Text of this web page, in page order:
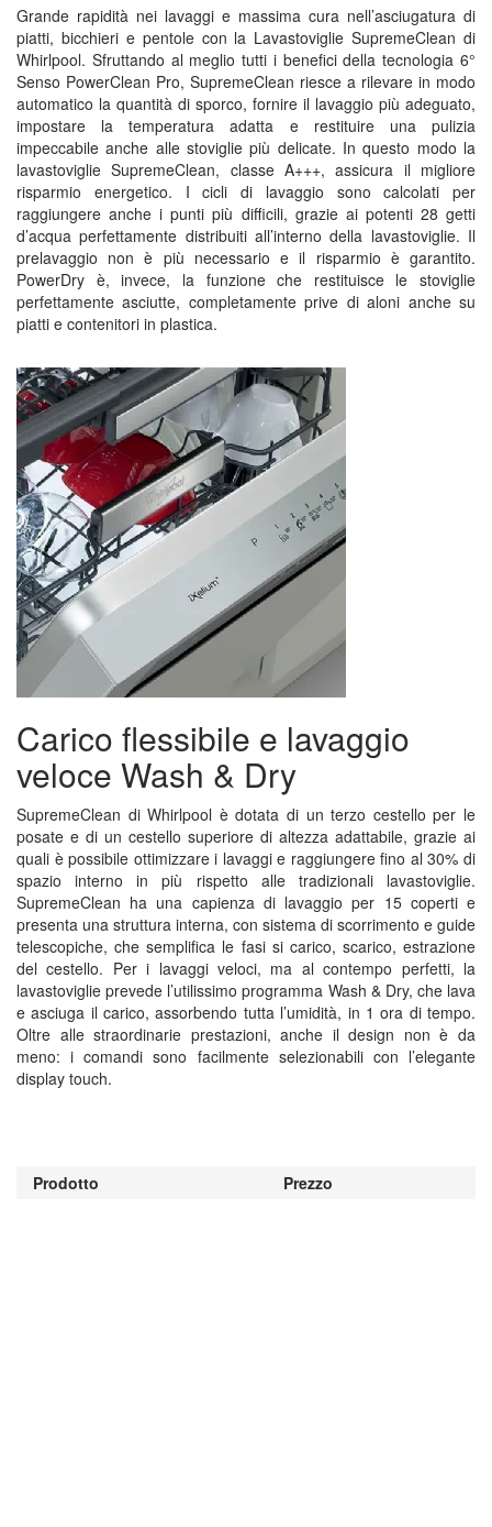
Grande rapidità nei lavaggi e massima cura nell’asciugatura di
piatti, bicchieri e pentole con la Lavastoviglie SupremeClean di
Whirlpool. Sfruttando al meglio tutti i benefici della tecnologia 6°
Senso PowerClean Pro, SupremeClean riesce a rilevare in modo
automatico la quantità di sporco, fornire il lavaggio più adeguato,
impostare la temperatura adatta e restituire una pulizia
impeccabile anche alle stoviglie più delicate. In questo modo la
lavastoviglie SupremeClean, classe A+++, assicura il migliore
risparmio energetico. I cicli di lavaggio sono calcolati per
raggiungere anche i punti più difficili, grazie ai potenti 28 getti
d’acqua perfettamente distribuiti all’interno della lavastoviglie. Il
prelavaggio non è più necessario e il risparmio è garantito.
PowerDry è, invece, la funzione che restituisce le stoviglie
perfettamente asciutte, completamente prive di aloni anche su
piatti e contenitori in plastica.
Carico flessibile e lavaggio
veloce Wash & Dry
SupremeClean di Whirlpool è dotata di un terzo cestello per le
posate e di un cestello superiore di altezza adattabile, grazie ai
quali è possibile ottimizzare i lavaggi e raggiungere fino al 30% di
spazio interno in più rispetto alle tradizionali lavastoviglie.
SupremeClean ha una capienza di lavaggio per 15 coperti e
presenta una struttura interna, con sistema di scorrimento e guide
telescopiche, che semplifica le fasi si carico, scarico, estrazione
del cestello. Per i lavaggi veloci, ma al contempo perfetti, la
lavastoviglie prevede l’utilissimo programma Wash & Dry, che lava
e asciuga il carico, assorbendo tutta l’umidità, in 1 ora di tempo.
Oltre alle straordinarie prestazioni, anche il design non è da
meno: i comandi sono facilmente selezionabili con l’elegante
display touch.
Prodotto Prezzo